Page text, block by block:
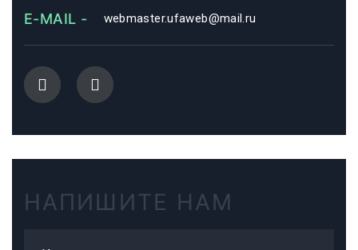
E-MAIL - webmaster.ufaweb@mail.ru
НАПИШИТЕ НАМ